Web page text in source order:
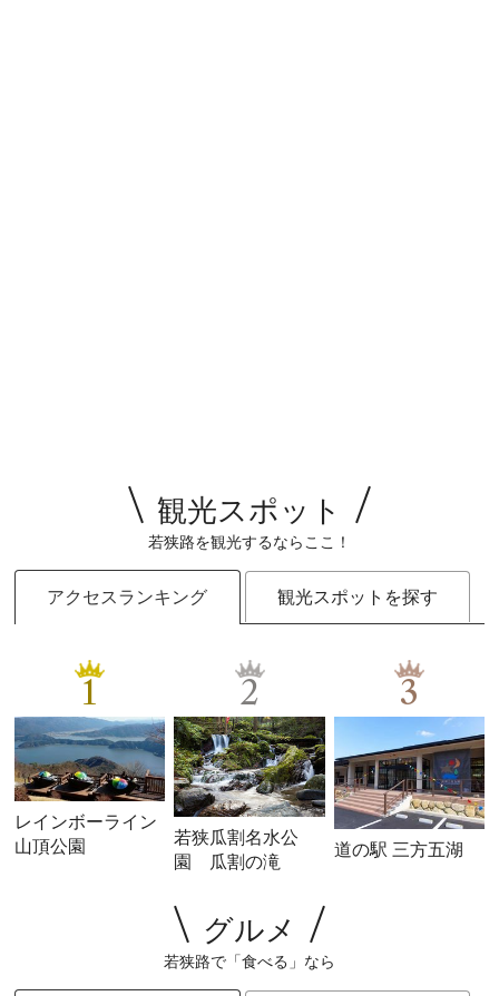
観光スポット
若狭路を観光するならここ！
アクセスランキング 観光スポットを探す
1
レインボーライン
山頂公園
2
若狭瓜割名水公
園 瓜割の滝
3
道の駅 三方五湖
グルメ
若狭路で「食べる」なら